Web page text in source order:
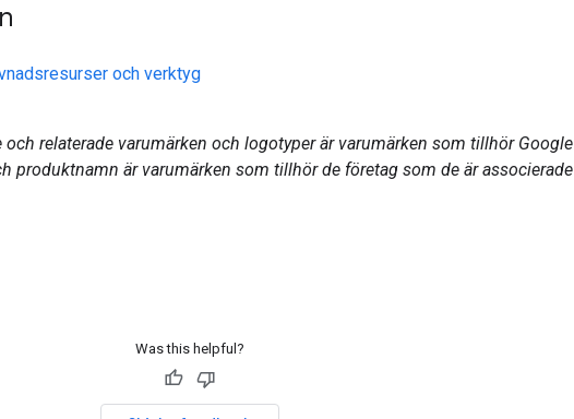
och verktyg
och relaterade varumärken och logotyper är varumärken som tillhör Google
produktnamn är varumärken som tillhör de företag som de är associerade
Was this helpful?